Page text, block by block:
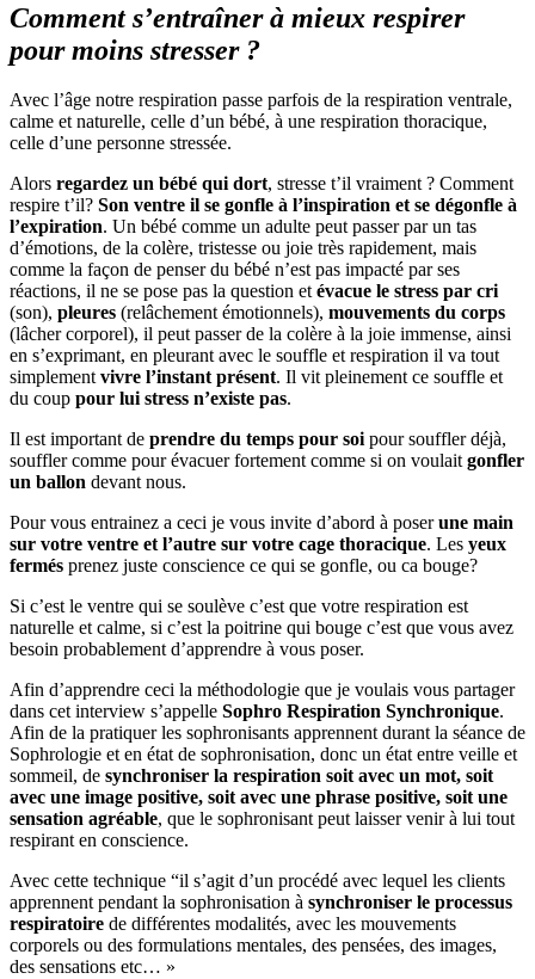
Comment s’entraîner à mieux respirer
pour moins stresser ?
Avec l’âge notre respiration passe parfois de la respiration ventrale,
calme et naturelle, celle d’un bébé, à une respiration thoracique,
celle d’une personne stressée.
Alors regardez un bébé qui dort, stresse t’il vraiment ? Comment
respire t’il? Son ventre il se gonfle à l’inspiration et se dégonfle à
l’expiration. Un bébé comme un adulte peut passer par un tas
d’émotions, de la colère, tristesse ou joie très rapidement, mais
comme la façon de penser du bébé n’est pas impacté par ses
réactions, il ne se pose pas la question etévacue le stress par cri
(son), pleures (relâchement émotionnels), mouvements du corps
(lâcher corporel), il peut passer de la colère à la joie immense, ainsi
en s’exprimant, en pleurant avec le souffle et respiration il va tout
simplementvivre l’instant présent. Il vit pleinement ce souffle et
du coup pour lui stress n’existe pas.
Il est important de prendre du temps pour soipour souffler déjà,
souffler comme pour évacuer fortement comme si on voulaitgonfler
un ballon devant nous.
Pour vous entrainez a ceci je vous invite d’abord à poserune main
sur votre ventre et l’autre sur votre cage thoracique. Les yeux
fermés prenez juste conscience ce qui se gonfle, ou ca bouge?
Si c’est le ventre qui se soulève c’est que votre respiration est
naturelle et calme, si c’est la poitrine qui bouge c’est que vous avez
besoin probablement d’apprendre à vous poser.
Afin d’apprendre ceci la méthodologie que je voulais vous partager
dans cet interview s’appelle Sophro Respiration Synchronique.
Afin de la pratiquer les sophronisants apprennent durant la séance de
Sophrologie et en état de sophronisation, donc un état entre veille et
sommeil, de synchroniser la respiration soit avec un mot, soit
avec une image positive, soit avec une phrase positive, soit une
sensation agréable, que le sophronisant peut laisser venir à lui tout
respirant en conscience.
Avec cette technique “il s’agit d’un procédé avec lequel les clients
apprennent pendant la sophronisation à synchroniser le processus
respiratoire de différentes modalités, avec les mouvements
corporels ou des formulations mentales, des pensées, des images,
des sensations etc… »